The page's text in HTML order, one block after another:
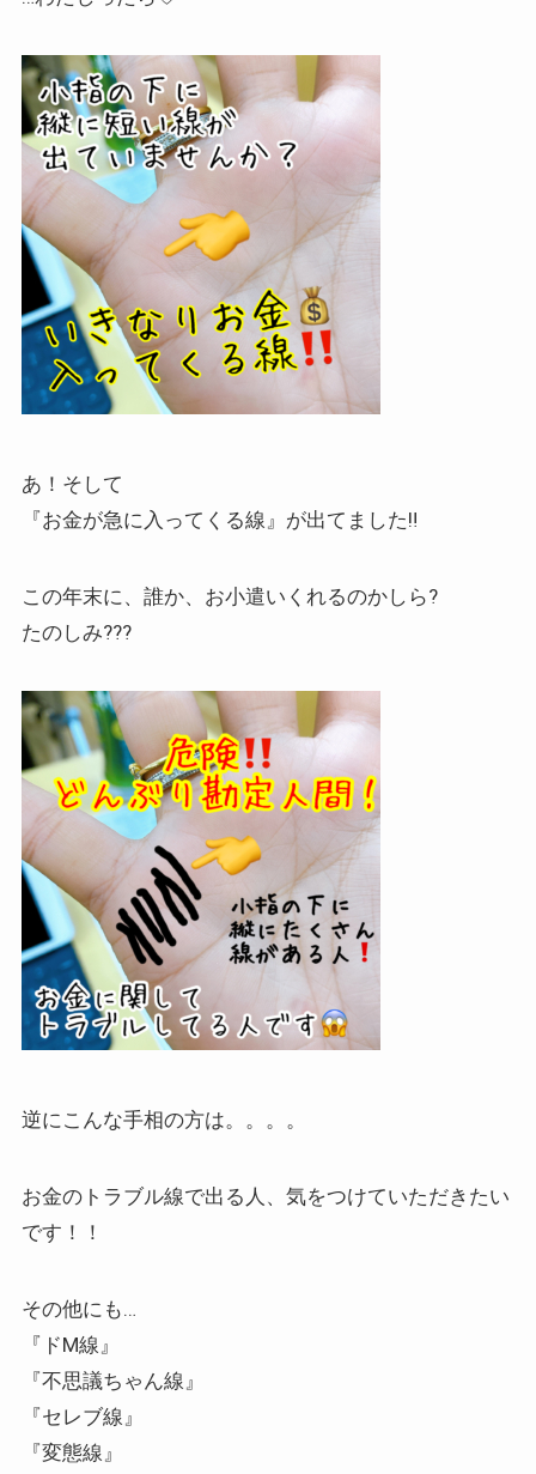
あ！そして
『お金が急に入ってくる線』が出てました‼️
この年末に、誰か、お小遣いくれるのかしら?
たのしみ???
逆にこんな手相の方は。。。。
お金のトラブル線で出る人、気をつけていただきたい
です！！
その他にも…
『ドM線』
『不思議ちゃん線』
『セレブ線』
『変態線』